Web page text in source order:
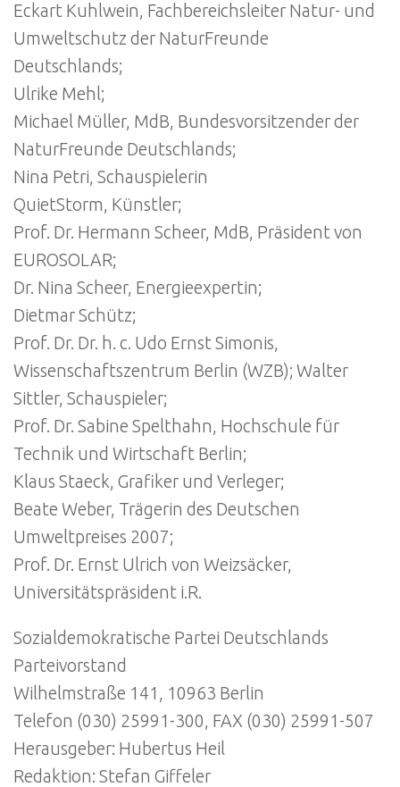
Eckart Kuhlwein, Fachbereichsleiter Natur- und
Umweltschutz der NaturFreunde
Deutschlands;
Ulrike Mehl;
Michael Müller, MdB, Bundesvorsitzender der
NaturFreunde Deutschlands;
Nina Petri, Schauspielerin
QuietStorm, Künstler;
Prof. Dr. Hermann Scheer, MdB, Präsident von
EUROSOLAR;
Dr. Nina Scheer, Energieexpertin;
Dietmar Schütz;
Prof. Dr. Dr. h. c. Udo Ernst Simonis,
Wissenschaftszentrum Berlin (WZB); Walter
Sittler, Schauspieler;
Prof. Dr. Sabine Spelthahn, Hochschule für
Technik und Wirtschaft Berlin;
Klaus Staeck, Grafiker und Verleger;
Beate Weber, Trägerin des Deutschen
Umweltpreises 2007;
Prof. Dr. Ernst Ulrich von Weizsäcker,
Universitätspräsident i.R.
Sozialdemokratische Partei Deutschlands
Parteivorstand
Wilhelmstraße 141, 10963 Berlin
Telefon (030) 25991-300, FAX (030) 25991-507
Herausgeber: Hubertus Heil
Redaktion: Stefan Giffeler